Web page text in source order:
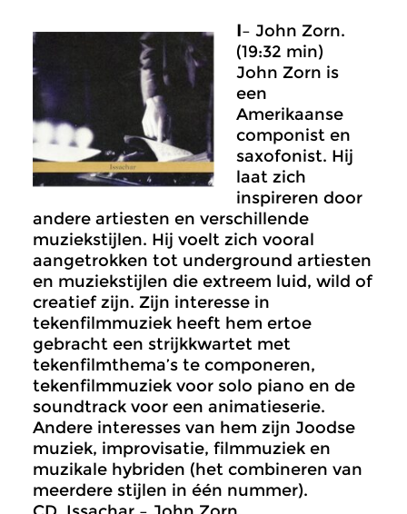
I– John Zorn.
(19:32 min)
John Zorn is
een
Amerikaanse
componist en
saxofonist. Hij
laat zich
inspireren door
andere artiesten en verschillende
muziekstijlen. Hij voelt zich vooral
aangetrokken tot underground artiesten
en muziekstijlen die extreem luid, wild of
creatief zijn. Zijn interesse in
tekenfilmmuziek heeft hem ertoe
gebracht een strijkkwartet met
tekenfilmthema’s te componeren,
tekenfilmmuziek voor solo piano en de
soundtrack voor een animatieserie.
Andere interesses van hem zijn Joodse
muziek, improvisatie, filmmuziek en
muzikale hybriden (het combineren van
meerdere stijlen in één nummer).